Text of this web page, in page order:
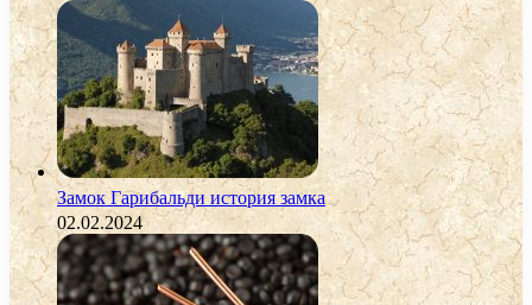
Замок Гарибальди история замка
02.02.2024